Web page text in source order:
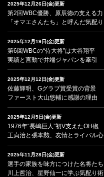
2025年12月26日(金)更新
第2回WBC優勝、原辰徳の支える力
「オマエさんたち」と呼んだ気配り
2025年12月19日(金)更新
第6回WBCの“侍大将”は大谷翔平
実績と言動で井端ジャパンを牽引
2025年12月12日(金)更新
佐藤輝明、Gグラブ賞受賞の背景
ファースト大山悠輔に感謝の理由
2025年12月5日(金)更新
1976年“長嶋巨人”初V支えたOH砲
王貞治と張本勲、友情とライバル心
2025年11月28日(金)更新
選手の家族を味方につけた名将たち
川上哲治、星野仙一に学ぶ気配り術